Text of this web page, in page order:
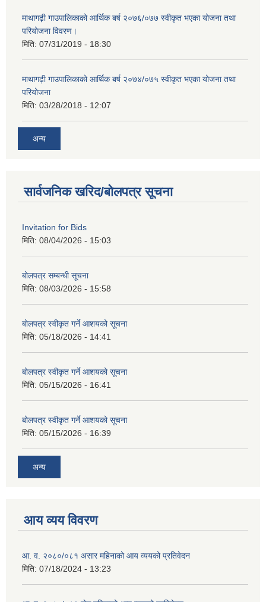
माथागढ़ी गाउपालिकाको आर्थिक बर्ष २०७६/०७७ स्वीकृत भएका योजना तथा
परियोजना विवरण।
मिति: 07/31/2019 - 18:30
माथागढ़ी गाउपालिकाको आर्थिक बर्ष २०७४/०७५ स्वीकृत भएका योजना तथा
परियोजना
मिति: 03/28/2018 - 12:07
अन्य
सार्वजनिक खरिद/बोलपत्र सूचना
Invitation for Bids
मिति: 08/04/2026 - 15:03
बोलपत्र सम्बन्धी सूचना
मिति: 08/03/2026 - 15:58
बोलपत्र स्वीकृत गर्ने आशयको सूचना
मिति: 05/18/2026 - 14:41
बोलपत्र स्वीकृत गर्ने आशयको सूचना
मिति: 05/15/2026 - 16:41
बोलपत्र स्वीकृत गर्ने आशयको सूचना
मिति: 05/15/2026 - 16:39
अन्य
आय व्यय विवरण
आ. व. २०८०/०८१ असार महिनाको आय व्ययको प्रतिवेदन
मिति: 07/18/2024 - 13:23